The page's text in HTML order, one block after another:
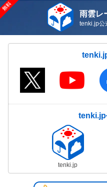
雨雲レ
tenki.jp
tenki.jp
tenki.jp